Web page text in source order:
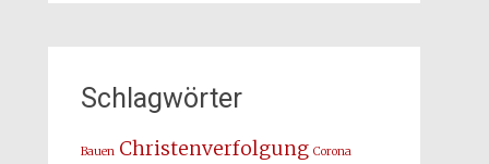
Schlagwörter
Bauen Christenverfolgung Corona